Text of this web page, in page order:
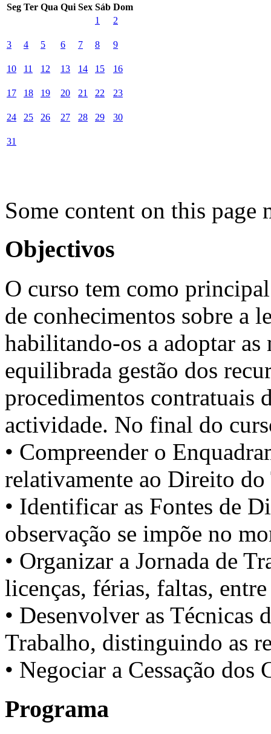
Seg Ter Qua Qui Sex Sáb Dom
1
2
3 4 5 6 7 8 9
10 11 12 13 14 15 16
17 18 19 20 21 22 23
24 25 26 27 28 29 30
31
Some content on this page
Objectivos
O curso tem como
de conhecimentos sobre a
habilitando-os a adoptar as
equilibrada gestão dos
procedimentos contratuais
actividade. No final do
• Compreender o
relativamente ao Direito
• Identificar as Fontes de
observação se impõe no
• Organizar a Jornada de
licenças, férias, faltas,
• Desenvolver as Técnicas
Trabalho, distinguindo as
• Negociar a Cessação dos
Programa